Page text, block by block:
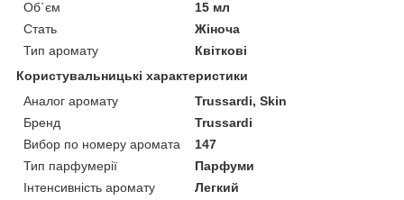
Об`єм
15 мл
Стать
Жіноча
Тип аромату
Квіткові
Користувальницькі характеристики
Аналог аромату
Trussardi, Skin
Бренд
Trussardi
Вибор по номеру аромата
147
Тип парфумерії
Парфуми
Інтенсивність аромату
Легкий